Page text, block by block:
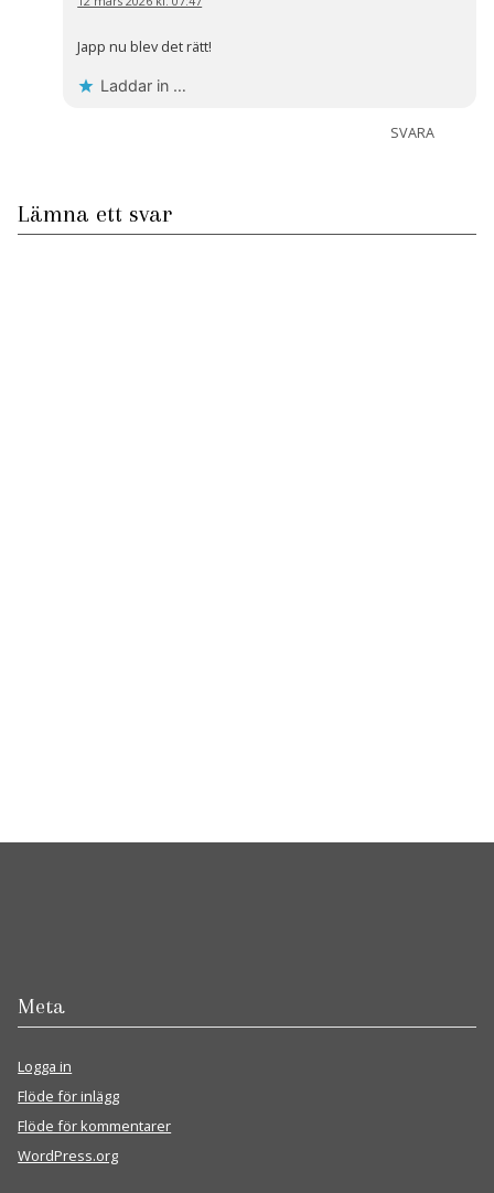
Japp nu blev det rätt!
Laddar in …
SVARA
Lämna ett svar
Meta
Logga in
Flöde för inlägg
Flöde för kommentarer
WordPress.org